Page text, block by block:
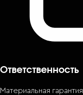
Ответственность
Материальная